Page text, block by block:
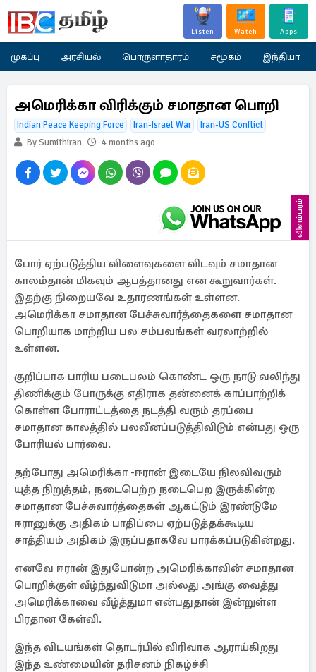
Listen Watch Apps
முகப்பு அரசியல் பொருளாதாரம் சமூகம் இந்தியா
அமெரிக்கா விரிக்கும் சமாதான பொறி
Indian Peace Keeping Force Iran-Israel War
Iran-US Conflict
By Sumithiran
4 months ago
விளம்பரம்
போர் ஏற்படுத்திய விளைவுகளை விடவும் சமாதான
காலம்தான் மிகவும் ஆபத்தானது என கூறுவார்கள்.
இதற்கு நிறையவே உதாரணங்கள் உள்ளன.
அமெரிக்கா சமாதான பேச்சுவார்த்தைகளை சமாதான
பொறியாக மாற்றிய பல சம்பவங்கள் வரலாற்றில்
உள்ளன.
குறிப்பாக பாரிய படைபலம் கொண்ட ஒரு நாடு வலிந்து
திணிக்கும் போருக்கு எதிராக தன்னைக் காப்பாற்றிக்
கொள்ள போராட்டத்தை நடத்தி வரும் தரப்பை
சமாதான காலத்தில் பலவீனப்படுத்திவிடும் என்பது ஒரு
போரியல் பார்வை.
தற்போது அமெரிக்கா -ஈரான் இடையே நிலவிவரும்
யுத்த நிறுத்தம், நடைபெற்ற நடைபெற இருக்கின்ற
சமாதான பேச்சுவார்த்தைகள் ஆகட்டும் இரண்டுமே
ஈரானுக்கு அதிகம் பாதிப்பை ஏற்படுத்தக்கூடிய
சாத்தியம் அதிகம் இருப்பதாகவே பாரக்கப்படுகின்றது.
எனவே ஈரான் இதுபோன்ற அமெரிக்காவின் சமாதான
பொறிக்குள் வீழ்ந்துவிடுமா அல்லது அங்கு வைத்து
அமெரிக்காவை வீழ்த்துமா என்பதுதான் இன்றுள்ள
பிரதான கேள்வி.
இந்த விடயங்கள் தொடர்பில் விரிவாக ஆராய்கிறது
இந்த உண்மையின் தரிசனம் நிகழ்ச்சி